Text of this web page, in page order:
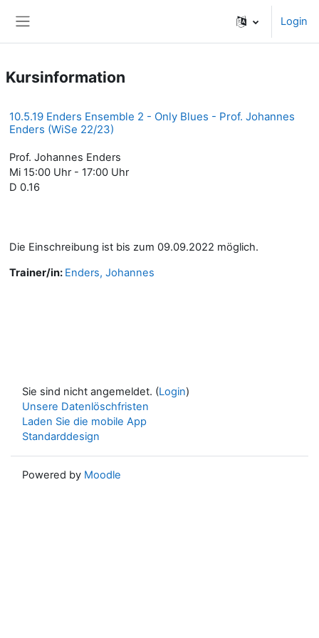
Login
Kursinformation
10.5.19 Enders Ensemble 2 - Only Blues - Prof. Johannes
Enders (WiSe 22/23)
Prof. Johannes Enders
Mi 15:00 Uhr - 17:00 Uhr
D 0.16
Die Einschreibung ist bis zum 09.09.2022 möglich.
Trainer/in: Enders, Johannes
Sie sind nicht angemeldet. (Login)
Unsere Datenlöschfristen
Laden Sie die mobile App
Standarddesign
Powered by Moodle